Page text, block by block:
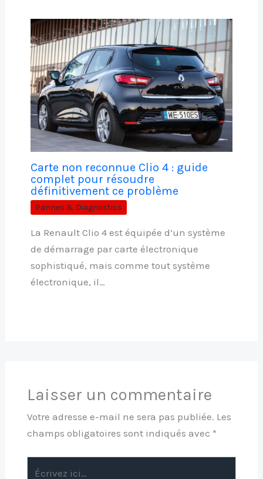
Carte non reconnue Clio 4 : guide
complet pour résoudre
définitivement ce problème
Pannes & Diagnostics
La Renault Clio 4 est équipée d’un système
de démarrage par carte électronique
sophistiqué, mais comme tout système
électronique, il…
Laisser un commentaire
Votre adresse e-mail ne sera pas publiée. Les
champs obligatoires sont indiqués avec *